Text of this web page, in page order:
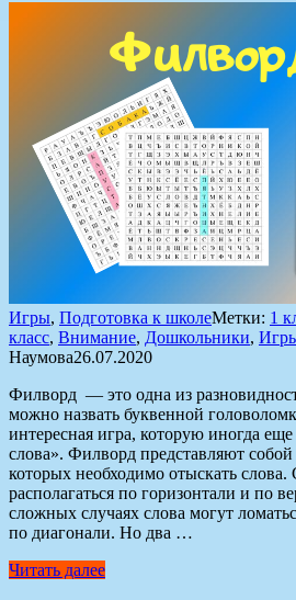
Игры, Подготовка к школеМетки: 1
класс, Внимание, Дошкольники,
Наумова26.07.2020
Филворд — это одна из
можно назвать буквенной
интересная игра, которую иногда
слова». Филворд представляют собой
которых необходимо отыскать слова.
располагаться по горизонтали и по
сложных случаях слова могут
по диагонали. Но два …
Читать далее